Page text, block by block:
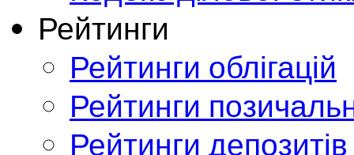
Рейтинги
Рейтинги облігацій
Рейтинги
Рейтинги депозитів